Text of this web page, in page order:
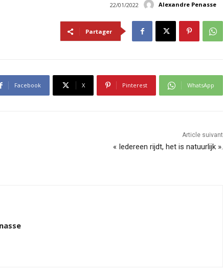
Alexandre Penasse
22/01/2022
Partager
Facebook X Pinterest WhatsApp
Article suivant
« Iedereen rijdt, het is natuurlijk ».